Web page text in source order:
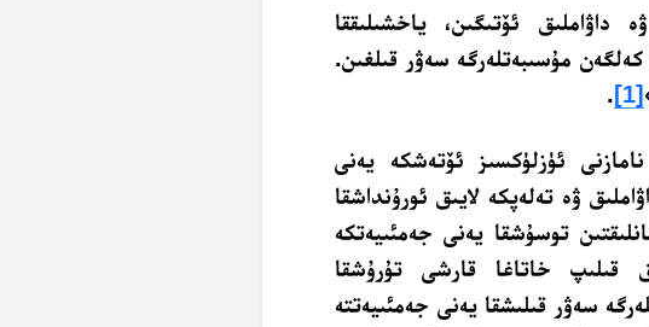
ئۆتىگىن، ياخشىلىققا
كەلگەن مۇسىبەتلەرگە سەۋر قىلغىن.
[1]
.
ئۈزلۈكسىز ئۆتەشكە يەنى
ۋە تەلەپكە لايىق ئورۇنداشقا
توسۇشقا يەنى جەمئىيەتكە
قىلىپ خاتاغا قارشى تۇرۇشقا
سەۋر قىلىشقا يەنى جەمئىيەتتە